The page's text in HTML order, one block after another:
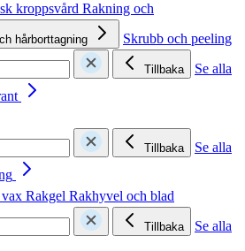
kroppsvård Rakning och
hårborttagning
Skrubb och peeling
Tillbaka
Se alla
Tillbaka
Se alla
Rakgel Rakhyvel och blad
Tillbaka
Se alla